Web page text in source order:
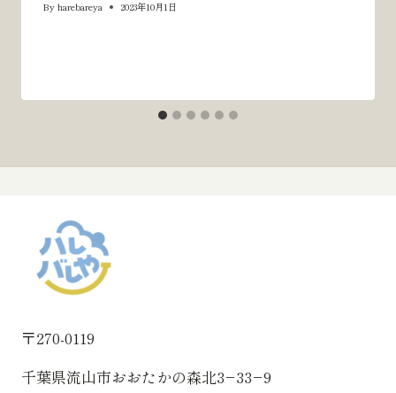
By harebareya 2023年10月1日
〒270-0119
千葉県流山市おおたかの森北3−33−9